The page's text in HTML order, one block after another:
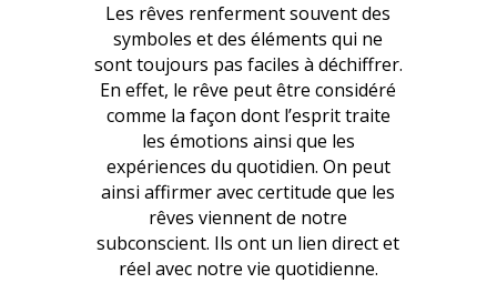
Les rêves renferment souvent des
symboles et des éléments qui ne
sont toujours pas faciles à déchiffrer.
En effet, le rêve peut être considéré
comme la façon dont l’esprit traite
les émotions ainsi que les
expériences du quotidien. On peut
ainsi affirmer avec certitude que les
rêves viennent de notre
subconscient. Ils ont un lien direct et
réel avec notre vie quotidienne.